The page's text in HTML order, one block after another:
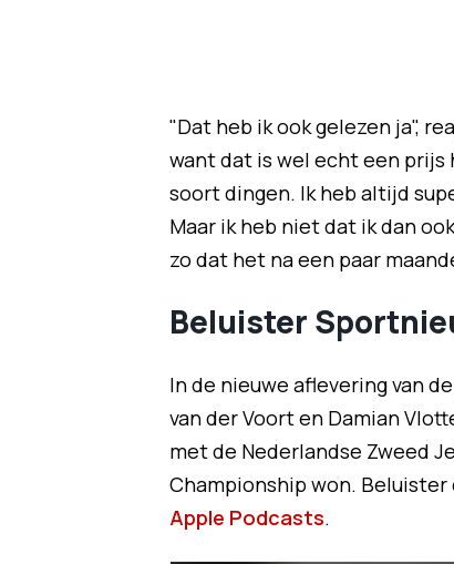
"Dat heb ik ook gelezen ja",
want dat is wel echt een
soort dingen. Ik heb altijd
Maar ik heb niet dat ik dan
zo dat het na een paar
Beluister
In de nieuwe aflevering van
van der Voort en Damian
met de Nederlandse Zweed
Championship won.
Apple Podcasts.